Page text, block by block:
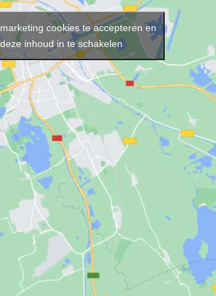
cookies te accepteren en
deze inhoud in te schakelen